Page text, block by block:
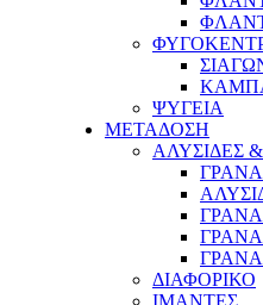
ΨΥΓΕΙΑ
ΜΕΤΑΔΟΣΗ
ΑΛΥΣΙΔΕΣ
ΔΙΑΦΟΡΙΚΟ
ΙΜΑΝΤΕΣ